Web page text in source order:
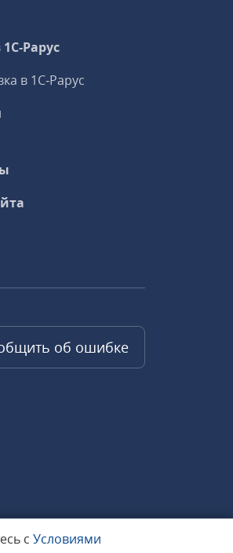
с Условиями
в 1С‑Рарус
об ошибке